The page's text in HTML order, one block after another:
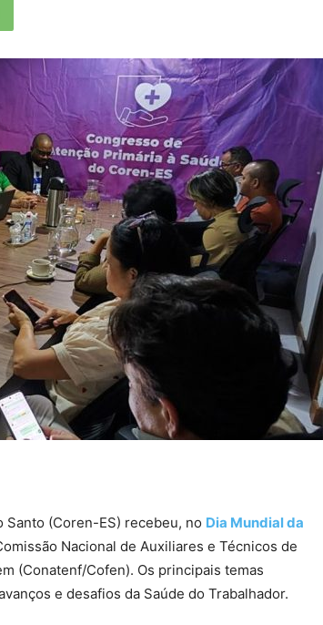
Santo (Coren-ES) recebeu, no Dia Mundial da
Nacional de Auxiliares e Técnicos de
(Conatenf/Cofen). Os principais temas
e desafios da Saúde do Trabalhador.